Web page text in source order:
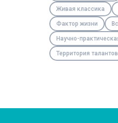
Живая классика
Фактор жизни
Научно-
Территория талантов